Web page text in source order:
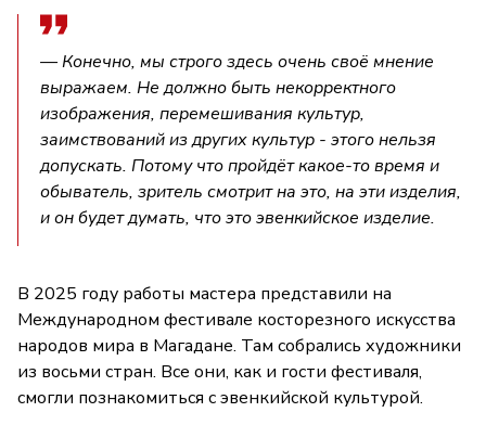
— Конечно, мы строго здесь очень своё мнение
выражаем. Не должно быть некорректного
изображения, перемешивания культур,
заимствований из других культур - этого нельзя
допускать. Потому что пройдёт какое-то время и
обыватель, зритель смотрит на это, на эти изделия,
и он будет думать, что это эвенкийское изделие.
В 2025 году работы мастера представили на
Международном фестивале косторезного искусства
народов мира в Магадане. Там собрались художники
из восьми стран. Все они, как и гости фестиваля,
смогли познакомиться с эвенкийской культурой.